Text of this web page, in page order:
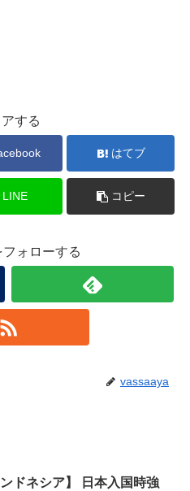
する
はてブ
LINE コピー
ォローする
vassaaya
ンドネシア】 日本入国時強